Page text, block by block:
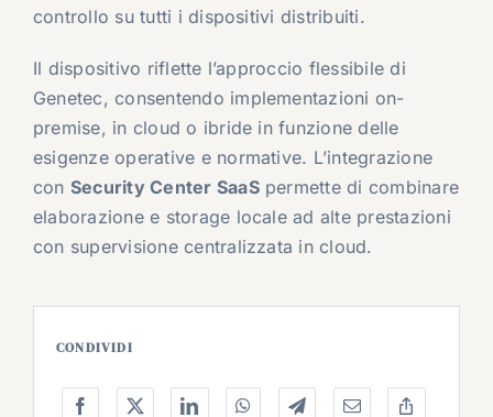
controllo su tutti i dispositivi distribuiti.
Il dispositivo riflette l’approccio flessibile di
Genetec, consentendo implementazioni on-
premise, in cloud o ibride in funzione delle
esigenze operative e normative. L’integrazione
con Security Center SaaSpermette di combinare
elaborazione e storage locale ad alte prestazioni
con supervisione centralizzata in cloud.
CONDIVIDI